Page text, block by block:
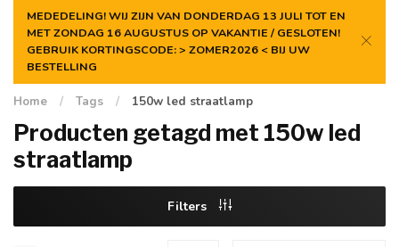
MEDEDELING! WIJ ZIJN VAN DONDERDAG 13 JULI TOT EN
MET ZONDAG 16 AUGUSTUS OP VAKANTIE / GESLOTEN!
GEBRUIK KORTINGSCODE: > ZOMER2026 < BIJ UW
BESTELLING
Home / Tags / 150w led straatlamp
Producten getagd met 150w led
straatlamp
Filters